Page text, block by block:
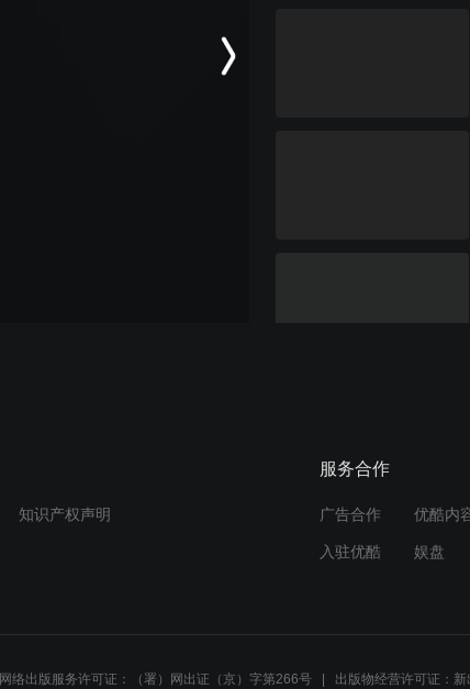
知识产权声明
服务合作
广告合作 优酷内
入驻优酷 娱盘
网络出版服务许可证：（署）网出证（京）字第266号 出版物经营许可证：